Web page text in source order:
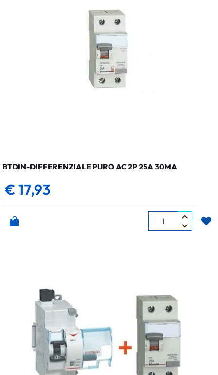
BTDIN-DIFFERENZIALE PURO AC 2P 25A 30MA
€ 17,93
Quantità